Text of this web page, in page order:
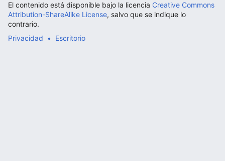
El contenido está disponible bajo la licencia Creative Commons
Attribution-ShareAlike License, salvo que se indique lo
contrario.
Privacidad
Escritorio